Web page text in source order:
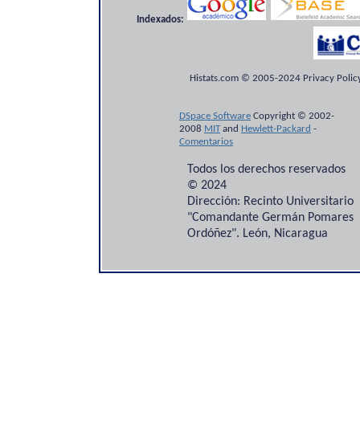
Indexados:
Histats.com © 2005-2024 Privacy
DSpace Software Copyright © 2002-
2008 MITand Hewlett-Packard -
Comentarios
Todos los derechos reservados
© 2024
Dirección: Recinto Universitario
"Comandante Germán Pomares
Ordóñez". León, Nicaragua